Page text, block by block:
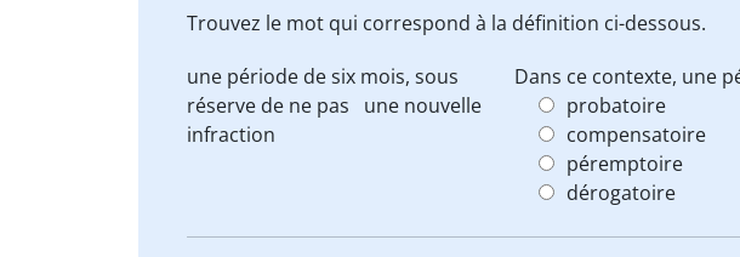
Trouvez le mot qui correspond à la définition ci-dessous.
une période de six mois, sous
réserve de ne pas
une nouvelle
infraction
Dans ce contexte, une
probatoire
compensatoire
péremptoire
dérogatoire